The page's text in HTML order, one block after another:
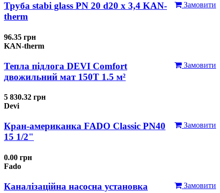
Замовити
Труба stabi glass PN 20 d20 х 3,4 KAN-
therm
96.35 грн
KAN-therm
Замовити
Тепла підлога DEVI Comfort
двожильний мат 150T 1.5 м²
5 830.32 грн
Devi
Замовити
Кран-американка FADO Classic PN40
15 1/2"
0.00 грн
Fado
Замовити
Каналізаційна насосна установка